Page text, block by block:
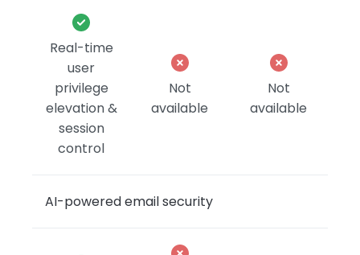
Real-time
user
privilege
elevation &
session
control
Not
available
Not
available
AI-powered email security